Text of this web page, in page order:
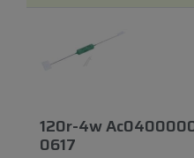
120r-4w
0617